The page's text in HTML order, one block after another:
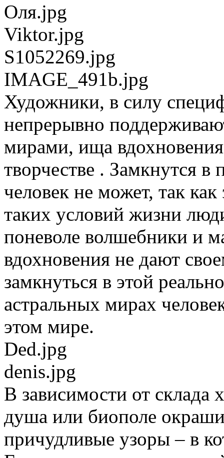
Оля.jpg
Viktor.jpg
S1052269.jpg
IMAGE_491b.jpg
Художники, в силу
непрерывно
мирами, ища
творчестве . Замкнутся в
человек не может, так
таких условий жизни
поневоле волшебники и
вдохновения не дают
замкнуться в этой
астральных мирах
этом мире.
Ded.jpg
denis.jpg
В зависимости от склада
душа или биополе
причудливые узоры – в